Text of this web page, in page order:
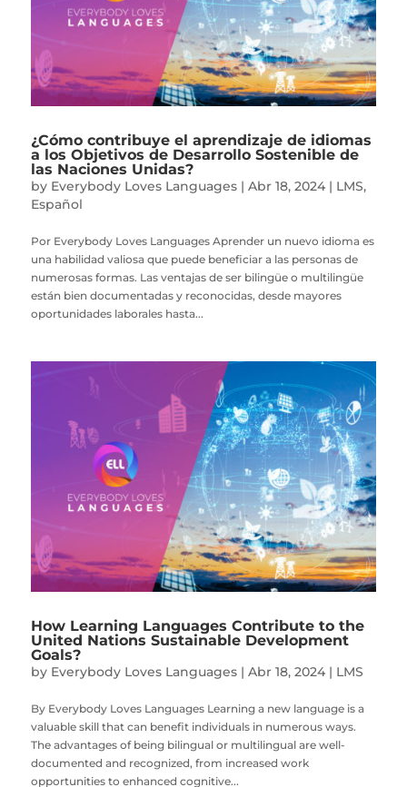
¿Cómo contribuye el aprendizaje de idiomas
a los Objetivos de Desarrollo Sostenible de
las Naciones Unidas?
by Everybody Loves Languages| Abr 18, 2024| LMS,
Español
Por Everybody Loves Languages Aprender un nuevo idioma es
una habilidad valiosa que puede beneficiar a las personas de
numerosas formas. Las ventajas de ser bilingüe o multilingüe
están bien documentadas y reconocidas, desde mayores
oportunidades laborales hasta...
How Learning Languages Contribute to the
United Nations Sustainable Development
Goals?
by Everybody Loves Languages| Abr 18, 2024| LMS
By Everybody Loves Languages Learning a new language is a
valuable skill that can benefit individuals in numerous ways.
The advantages of being bilingual or multilingual are well-
documented and recognized, from increased work
opportunities to enhanced cognitive...